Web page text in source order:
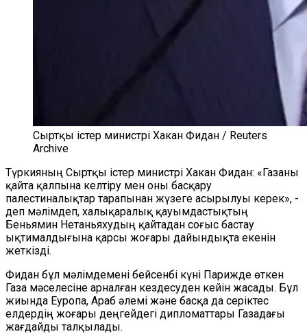
Сыртқы істер министрі Хакан Фидан / Reuters
Archive
Түркияның Сыртқы істер министрі Хакан Фидан: «Газаны
қайта қалпына келтіру мен оны басқару
палестиналықтар тарапынан жүзеге асырылуы керек», -
деп мәлімдеп, халықаралық қауымдастықтың
Беньямин Нетаньяхудың қайтадан соғыс бастау
ықтималдығына қарсы жоғары дайындықта екенін
жеткізді.
Фидан бұл мәлімдемені бейсенбі күні Парижде өткен
Газа мәселесіне арналған кездесуден кейін жасады. Бұл
жиында Еуропа, Араб әлемі және басқа да серіктес
елдердің жоғары деңгейдегі дипломаттары Газадағы
жағдайды талқылады.